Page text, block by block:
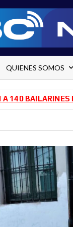
QUIENES SOMOS
PARA LAS